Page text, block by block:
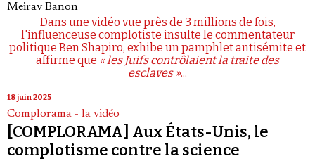
Meirav Banon
Dans une vidéo vue près de 3 millions de fois,
l'influenceuse complotiste insulte le commentateur
politique Ben Shapiro, exhibe un pamphlet antisémite et
affirme que « les Juifs contrôlaient la traite des
esclaves »...
18 juin 2025
Complorama - la vidéo
[COMPLORAMA] Aux États-Unis, le
complotisme contre la science